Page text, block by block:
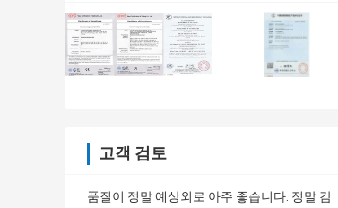
고객 검토
품질이 정말 예상외로 아주 좋습니다. 정말 감